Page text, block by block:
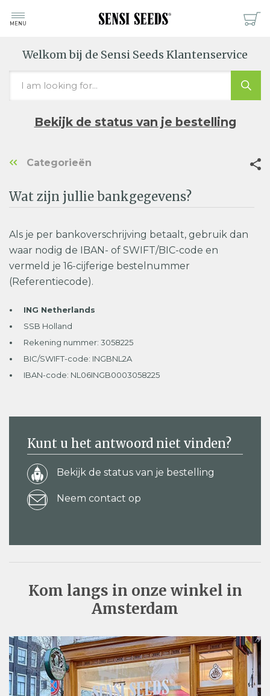
MENU
Welkom bij de Sensi Seeds Klantenservice
Bekijk de status van je bestelling
Categorieën
Wat zijn jullie bankgegevens?
Als je per bankoverschrijving betaalt, gebruik dan
waar nodig de IBAN- of SWIFT/BIC-code en
vermeld je 16-cijferige bestelnummer
(Referentiecode).
ING Netherlands
SSB Holland
Rekening nummer: 3058225
BIC/SWIFT-code: INGBNL2A
IBAN-code: NL06INGB0003058225
Kunt u het antwoord niet vinden?
Bekijk de status van je bestelling
Neem contact op
Kom langs in onze winkel in
Amsterdam